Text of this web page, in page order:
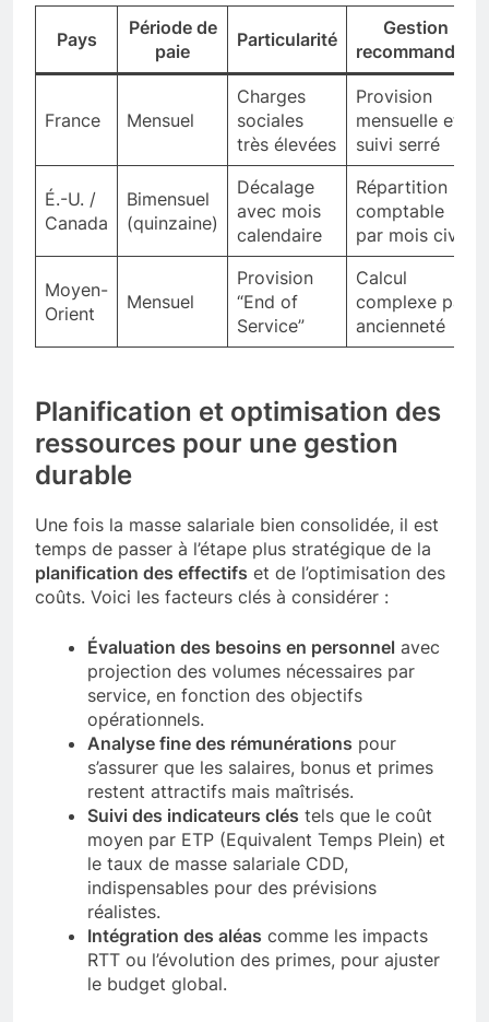
Pays
Période de
paie
Particularité
Gestion
recommandée
France Mensuel
Charges
sociales
très élevées
Provision
mensuelle et
suivi serré
É.-U. /
Canada
Bimensuel
(quinzaine)
Décalage
avec mois
calendaire
Répartition
comptable
par mois civil
Moyen-
Orient
Mensuel
Provision
“End of
Service”
Calcul
complexe par
ancienneté
Planification et optimisation des
ressources pour une gestion
durable
Une fois la masse salariale bien consolidée, il est
temps de passer à l’étape plus stratégique de la
planification des effectifs et de l’optimisation des
coûts. Voici les facteurs clés à considérer :
Évaluation des besoins en personnel avec
projection des volumes nécessaires par
service, en fonction des objectifs
opérationnels.
Analyse fine des rémunérations pour
s’assurer que les salaires, bonus et primes
restent attractifs mais maîtrisés.
Suivi des indicateurs clés tels que le coût
moyen par ETP (Equivalent Temps Plein) et
le taux de masse salariale CDD,
indispensables pour des prévisions
réalistes.
Intégration des aléas comme les impacts
RTT ou l’évolution des primes, pour ajuster
le budget global.